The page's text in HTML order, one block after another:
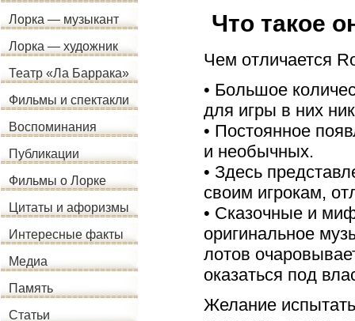
Лорка — музыкант
Лорка — художник
Театр «Ла Баррака»
Фильмы и спектакли
Воспоминания
Публикации
Фильмы о Лорке
Цитаты и афоризмы
Интересные факты
Медиа
Память
Статьи
Что такое
Чем отличается
• Большое
для игры в них
• Постоянное
и необычных.
• Здесь
своим игрокам,
• Сказочные и
оригинальное
лотов
оказаться под
Желание